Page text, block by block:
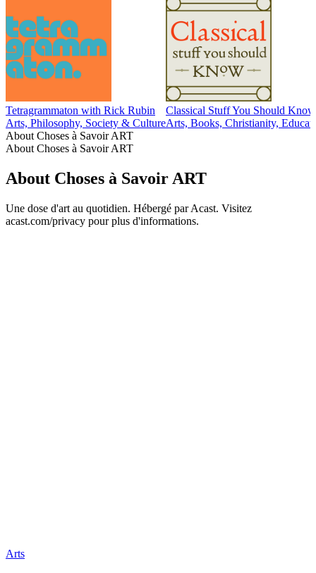
Tetragrammaton with Rick Rubin
Arts, Philosophy, Society & Culture
Classical Stuff You Should Know
Arts, Books, Christianity,
About Choses à Savoir ART
About Choses à Savoir ART
About Choses à Savoir ART
Une dose d'art au quotidien. Hébergé par Acast. Visitez
acast.com/privacy pour plus d'informations.
Arts